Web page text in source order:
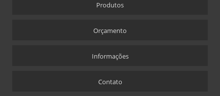
CRACHÁ EM ACRÍLICO COM IMPRESSÃO DIGITAL
ÍMÃ QUE ACOMPANHA CRACHÁ
Produtos
Orçamento
Informações
Contato